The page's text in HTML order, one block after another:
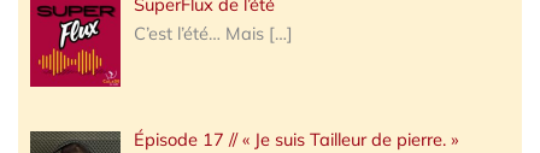
C’est l’été… Mais […]
Épisode 17 // « Je suis Tailleur de pierre. »